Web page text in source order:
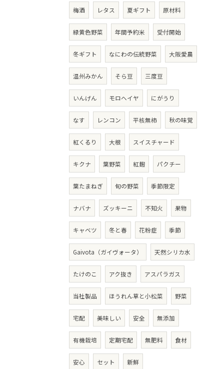
梅酒 レタス 夏ギフト 原材料
緑黄色野菜 年間予約米 受付開始
冬ギフト なにわの伝統野菜 大阪愛農
温州みかん そら豆 三度豆
いんげん モロヘイヤ にがうり
なす レンコン 平核無柿 秋の味覚
紅くるり 大根 スイスチャード
キクナ 葉野菜 紅麹 パクチー
葉たまねぎ 旬の野菜 季節限定
ナバナ ズッキーニ 不知火 果物
キャベツ 冬と春 花粉症 季節
Gaivota（ガイヴォータ） 天然シリカ水
たけのこ アク抜き アスパラガス
当社製品 ほうれん草と小松菜 野菜
宅配 美味しい 安全 無添加
有機栽培 定期宅配 無肥料 食材
安心 セット 新鮮